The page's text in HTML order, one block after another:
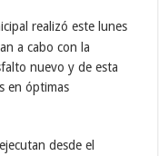
realizó este lunes
a cabo con la
nuevo y de esta
en óptimas
desde el